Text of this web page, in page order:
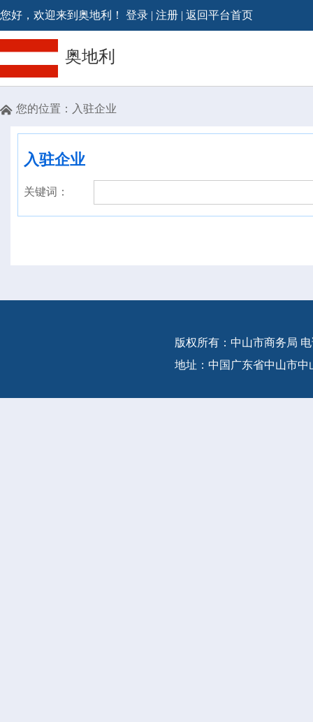
您好，欢迎来到奥地利！ 登录 | 注册 | 返回平台首页
奥地利
 您的位置： 入驻企业
入驻企业
关键词：
版权所有：中山市商务局 电
地址：中国广东省中山市